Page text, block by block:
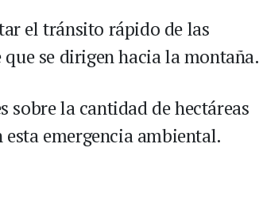
el tránsito rápido de las
se dirigen hacia la montaña.
sobre la cantidad de hectáreas
emergencia ambiental.